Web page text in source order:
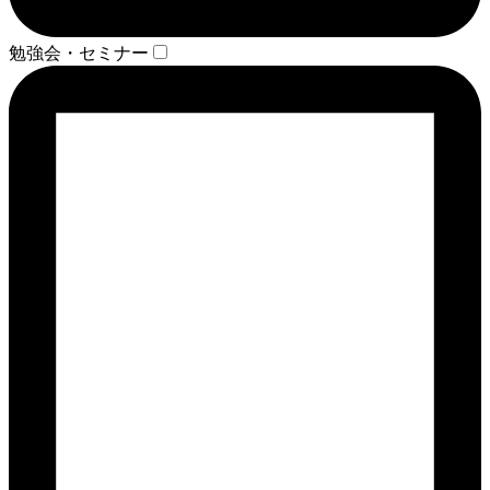
勉強会・セミナー